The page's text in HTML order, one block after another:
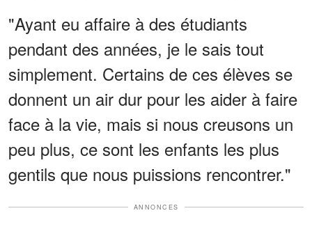
"Ayant eu affaire à des étudiants
pendant des années, je le sais tout
simplement. Certains de ces élèves se
donnent un air dur pour les aider à faire
face à la vie, mais si nous creusons un
peu plus, ce sont les enfants les plus
gentils que nous puissions rencontrer."
ANNONCES